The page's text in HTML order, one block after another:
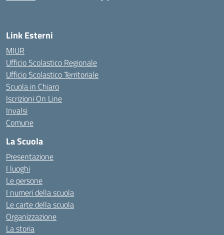
Link Esterni
MIUR
Ufficio Scolastico Regionale
Ufficio Scolastico Territoriale
Scuola in Chiaro
Iscrizioni On Line
Invalsi
Comune
La Scuola
Presentazione
I luoghi
Le persone
I numeri della scuola
Le carte della scuola
Organizzazione
La storia